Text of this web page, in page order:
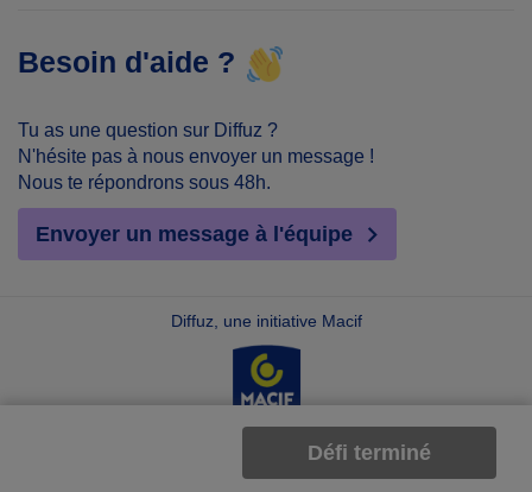
Défi terminé
Besoin d'aide ?
Tu as une question sur Diffuz ?
N'hésite pas à nous envoyer un message !
Nous te répondrons sous 48h.
Envoyer un message à l'équipe
Diffuz, une initiative Macif
©Diffuz 2026